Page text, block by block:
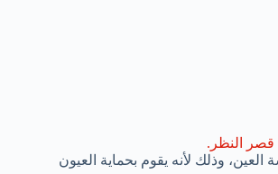
النظر.
العين، وذلك لأنه يقوم بحماية العيون